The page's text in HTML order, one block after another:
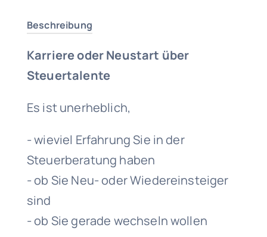
Beschreibung
Karriere oder Neustart über
Steuertalente
Es ist unerheblich,
- wieviel Erfahrung Sie in der
Steuerberatung haben
- ob Sie Neu- oder Wiedereinsteiger
sind
- ob Sie gerade wechseln wollen